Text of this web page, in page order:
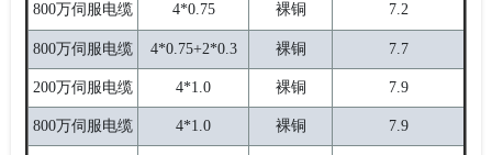
800万伺服电缆 4*0.75 裸铜 7.2
800万伺服电缆 4*0.75+2*0.3 裸铜 7.7
200万伺服电缆 4*1.0 裸铜 7.9
800万伺服电缆 4*1.0 裸铜 7.9